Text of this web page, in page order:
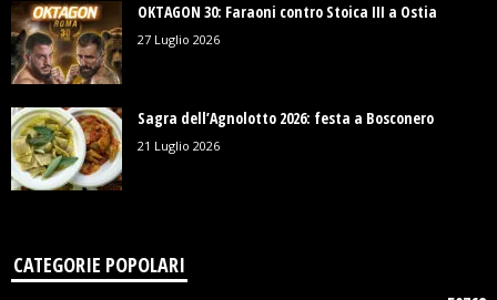
OKTAGON 30: Faraoni contro Stoica III a Ostia
27 Luglio 2026
Sagra dell’Agnolotto 2026: festa a Bosconero
21 Luglio 2026
CATEGORIE POPOLARI